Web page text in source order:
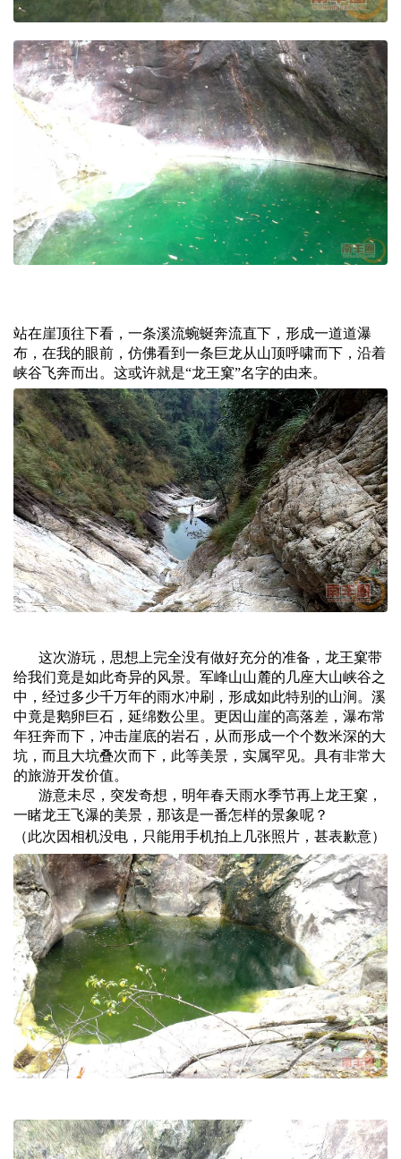
站在崖顶往下看，一条溪流蜿蜒奔流直下，形成一道道瀑
布，在我的眼前，仿佛看到一条巨龙从山顶呼啸而下，沿着
峡谷飞奔而出。这或许就是“龙王窠”名字的由来。
这次游玩，思想上完全没有做好充分的准备，龙王窠带
给我们竟是如此奇异的风景。军峰山山麓的几座大山峡谷之
中，经过多少千万年的雨水冲刷，形成如此特别的山涧。溪
中竟是鹅卵巨石，延绵数公里。更因山崖的高落差，瀑布常
年狂奔而下，冲击崖底的岩石，从而形成一个个数米深的大
坑，而且大坑叠次而下，此等美景，实属罕见。具有非常大
的旅游开发价值。
游意未尽，突发奇想，明年春天雨水季节再上龙王窠，
一睹龙王飞瀑的美景，那该是一番怎样的景象呢？
（此次因相机没电，只能用手机拍上几张照片，甚表歉意）